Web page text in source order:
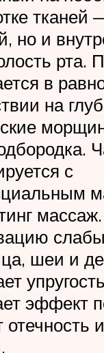
тканей
но и
рта.
в
на
с
шеи и
эффект
отечность